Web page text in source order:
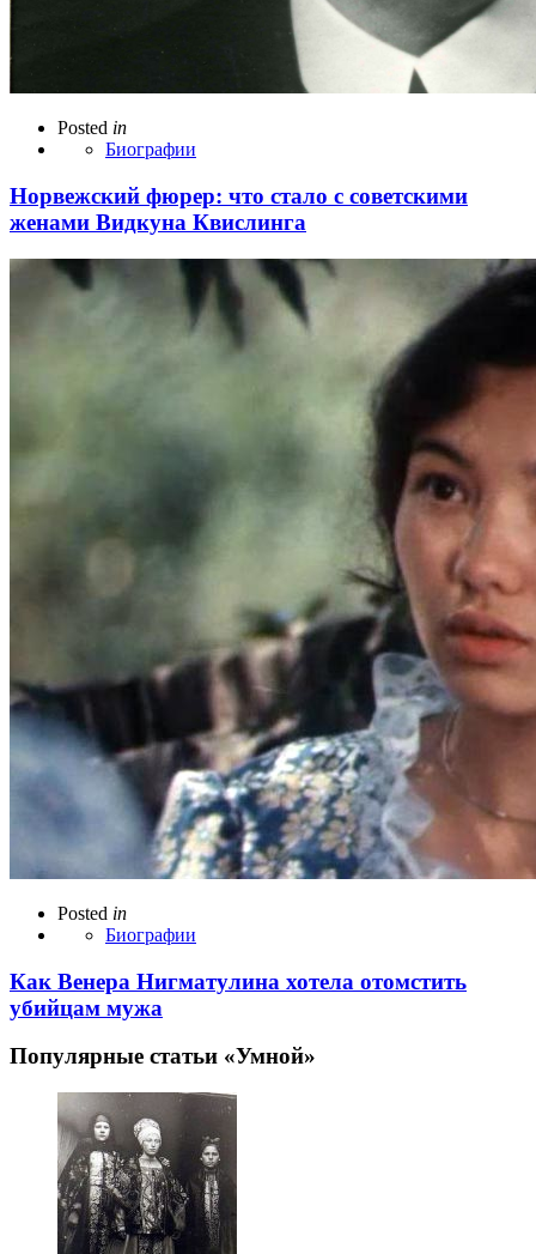
Posted in
Биографии
Норвежский фюрер: что стало с советскими
женами Видкуна Квислинга
Posted in
Биографии
Как Венера Нигматулина хотела отомстить
убийцам мужа
Популярные статьи «Умной»